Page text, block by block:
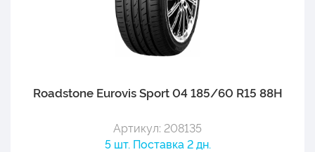
Roadstone Eurovis Sport 04 185/60 R15 88H
Артикул: 208135
5 шт. Поставка 2 дн.